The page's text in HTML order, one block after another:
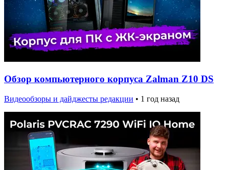
Обзор компьютерного корпуса Zalman Z10 DS
Видеообзоры и дайджесты редакции • 1 год назад